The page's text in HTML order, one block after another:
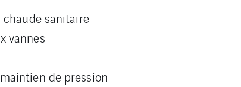
sanitaire
vannes
de pression